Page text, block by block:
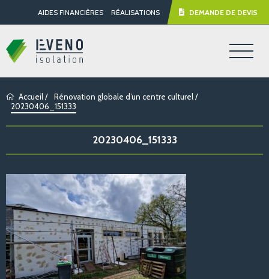
AIDES FINANCIÈRES RÉALISATIONS DEMANDE DE DEVIS
Accueil/ Rénovation globale d’un centre culturel/
20230406_151333
20230406_151333